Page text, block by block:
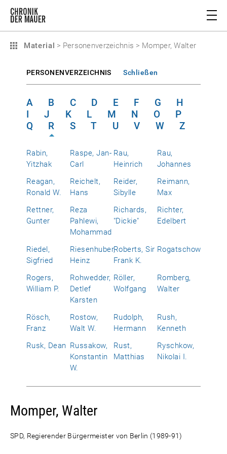
Material > Personenverzeichnis > Momper, Walter
PERSONENVERZEICHNIS Schließen
A B C D E F G
H
I
J K L M N O
P
Q
R S T U V W Z
Rabin,
Yitzhak
Raspe, Jan-
Carl
Rau,
Heinrich
Rau,
Johannes
Reagan,
Ronald W.
Reichelt,
Hans
Reider,
Sibylle
Reimann,
Max
Rettner,
Gunter
Reza
Pahlewi,
Mohammad
Richards,
"Dickie"
Richter,
Edelbert
Riedel,
Sigfried
Riesenhuber,
Heinz
Roberts, Sir
Frank K.
Rogatschow
Rogers,
William P.
Rohwedder,
Detlef
Karsten
Röller,
Wolfgang
Romberg,
Walter
Rösch,
Franz
Rostow,
Walt W.
Rudolph,
Hermann
Rush,
Kenneth
Rusk, Dean Russakow,
Konstantin
W.
Rust,
Matthias
Ryschkow,
Nikolai I.
Momper, Walter
SPD, Regierender Bürgermeister von Berlin (1989-91)